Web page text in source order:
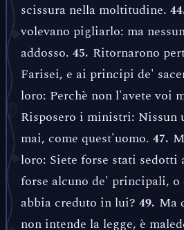
scissura nella moltitudine.
volevano pigliarlo: ma
addosso. 45. Ritornarono
Farisei, e ai principi de'
loro: Perchè non l'avete voi
Risposero i ministri: Nissun
mai, come quest'uomo. 47.
loro: Siete forse stati sedotti
forse alcuno de' principali, o
abbia creduto in lui? 49. Ma
non intende la legge, è